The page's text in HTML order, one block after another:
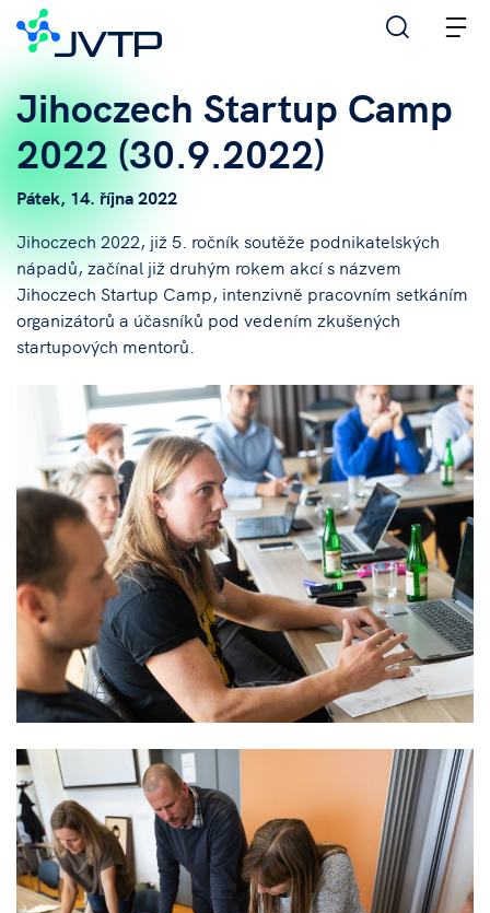
Jihoczech Startup Camp
2022 (30.9.2022)
Pátek, 14. října 2022
Jihoczech 2022, již 5. ročník soutěže podnikatelských
nápadů, začínal již druhým rokem akcí s názvem
Jihoczech Startup Camp, intenzivně pracovním setkáním
organizátorů a účasníků pod vedením zkušených
startupových mentorů.